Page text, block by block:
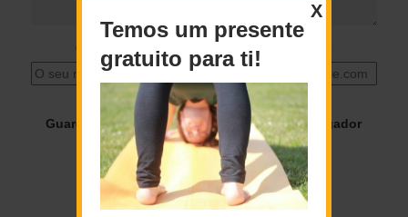
* O seu email
Guardar o meu nome, email e site neste navegador
para a próxima vez que eu comentar.
Temos um presente
gratuito para ti!
X